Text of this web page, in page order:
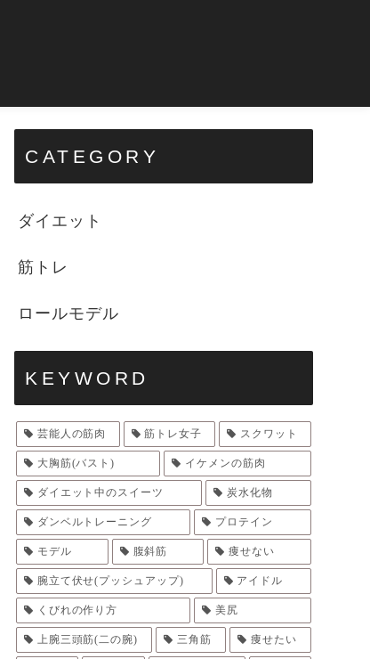
CATEGORY
ダイエット
筋トレ
ロールモデル
KEYWORD
芸能人の筋肉 筋トレ女子 スクワット
大胸筋(バスト) イケメンの筋肉
ダイエット中のスイーツ 炭水化物
ダンベルトレーニング プロテイン
モデル 腹斜筋 痩せない
腕立て伏せ(プッシュアップ) アイドル
くびれの作り方 美尻
上腕三頭筋(二の腕) 三角筋 痩せたい